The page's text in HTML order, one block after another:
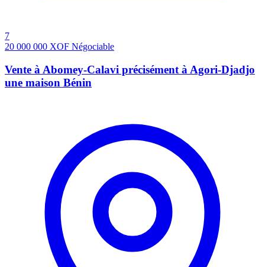
7
20 000 000 XOF Négociable
Vente à Abomey-Calavi précisément à Agori-Djadjo
une maison Bénin